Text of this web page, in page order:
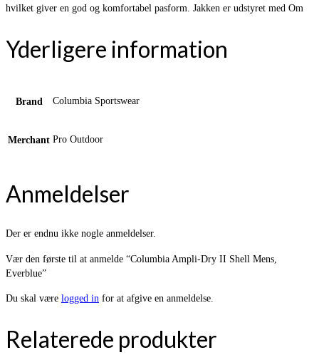
hvilket giver en god og komfortabel pasform. Jakken er udstyret med Om
Yderligere information
Brand Columbia Sportswear
Merchant Pro Outdoor
Anmeldelser
Der er endnu ikke nogle anmeldelser.
Vær den første til at anmelde “Columbia Ampli-Dry II Shell Mens,
Everblue”
Du skal være logged in for at afgive en anmeldelse.
Relaterede produkter